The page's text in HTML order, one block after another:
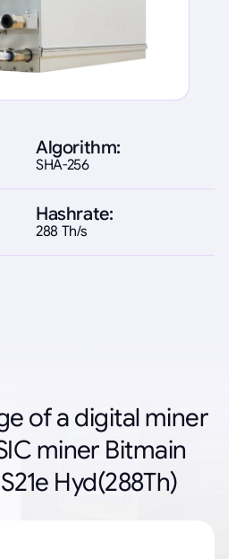
Algorithm:
SHA-256
Hashrate:
288 Th/s
of a digital miner
miner Bitmain
Hyd(288Th)